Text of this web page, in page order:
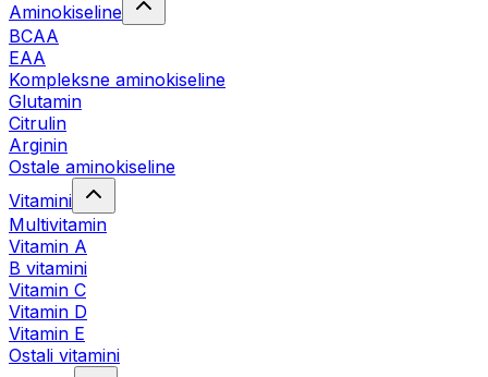
Aminokiseline
BCAA
EAA
Kompleksne aminokiseline
Glutamin
Citrulin
Arginin
Ostale aminokiseline
Vitamini
Multivitamin
Vitamin A
B vitamini
Vitamin C
Vitamin D
Vitamin E
Ostali vitamini